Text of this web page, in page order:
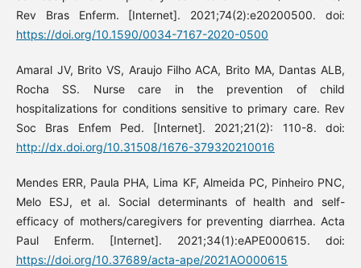
Rev Bras Enferm. [Internet]. 2021;74(2):e20200500. doi:
https://doi.org/10.1590/0034-7167-2020-0500
Amaral JV, Brito VS, Araujo Filho ACA, Brito MA, Dantas ALB,
Rocha SS. Nurse care in the prevention of child
hospitalizations for conditions sensitive to primary care. Rev
Soc Bras Enfem Ped. [Internet]. 2021;21(2): 110-8. doi:
http://dx.doi.org/10.31508/1676-379320210016
Mendes ERR, Paula PHA, Lima KF, Almeida PC, Pinheiro PNC,
Melo ESJ, et al. Social determinants of health and self-
efficacy of mothers/caregivers for preventing diarrhea. Acta
Paul Enferm. [Internet]. 2021;34(1):eAPE000615. doi:
https://doi.org/10.37689/acta-ape/2021AO000615